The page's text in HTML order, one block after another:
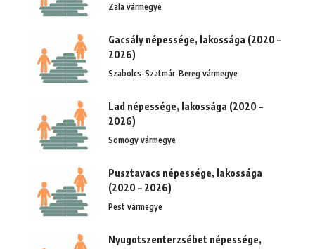
Zala vármegye
Gacsály népessége, lakossága (2020 –
2026)
Szabolcs-Szatmár-Bereg vármegye
Lad népessége, lakossága (2020 –
2026)
Somogy vármegye
Pusztavacs népessége, lakossága
(2020 – 2026)
Pest vármegye
Nyugotszenterzsébet népessége,